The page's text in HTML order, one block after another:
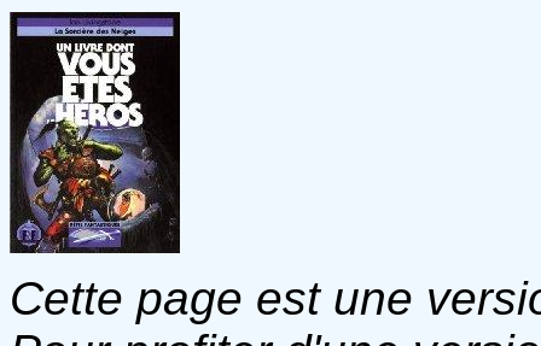
Cette page est une